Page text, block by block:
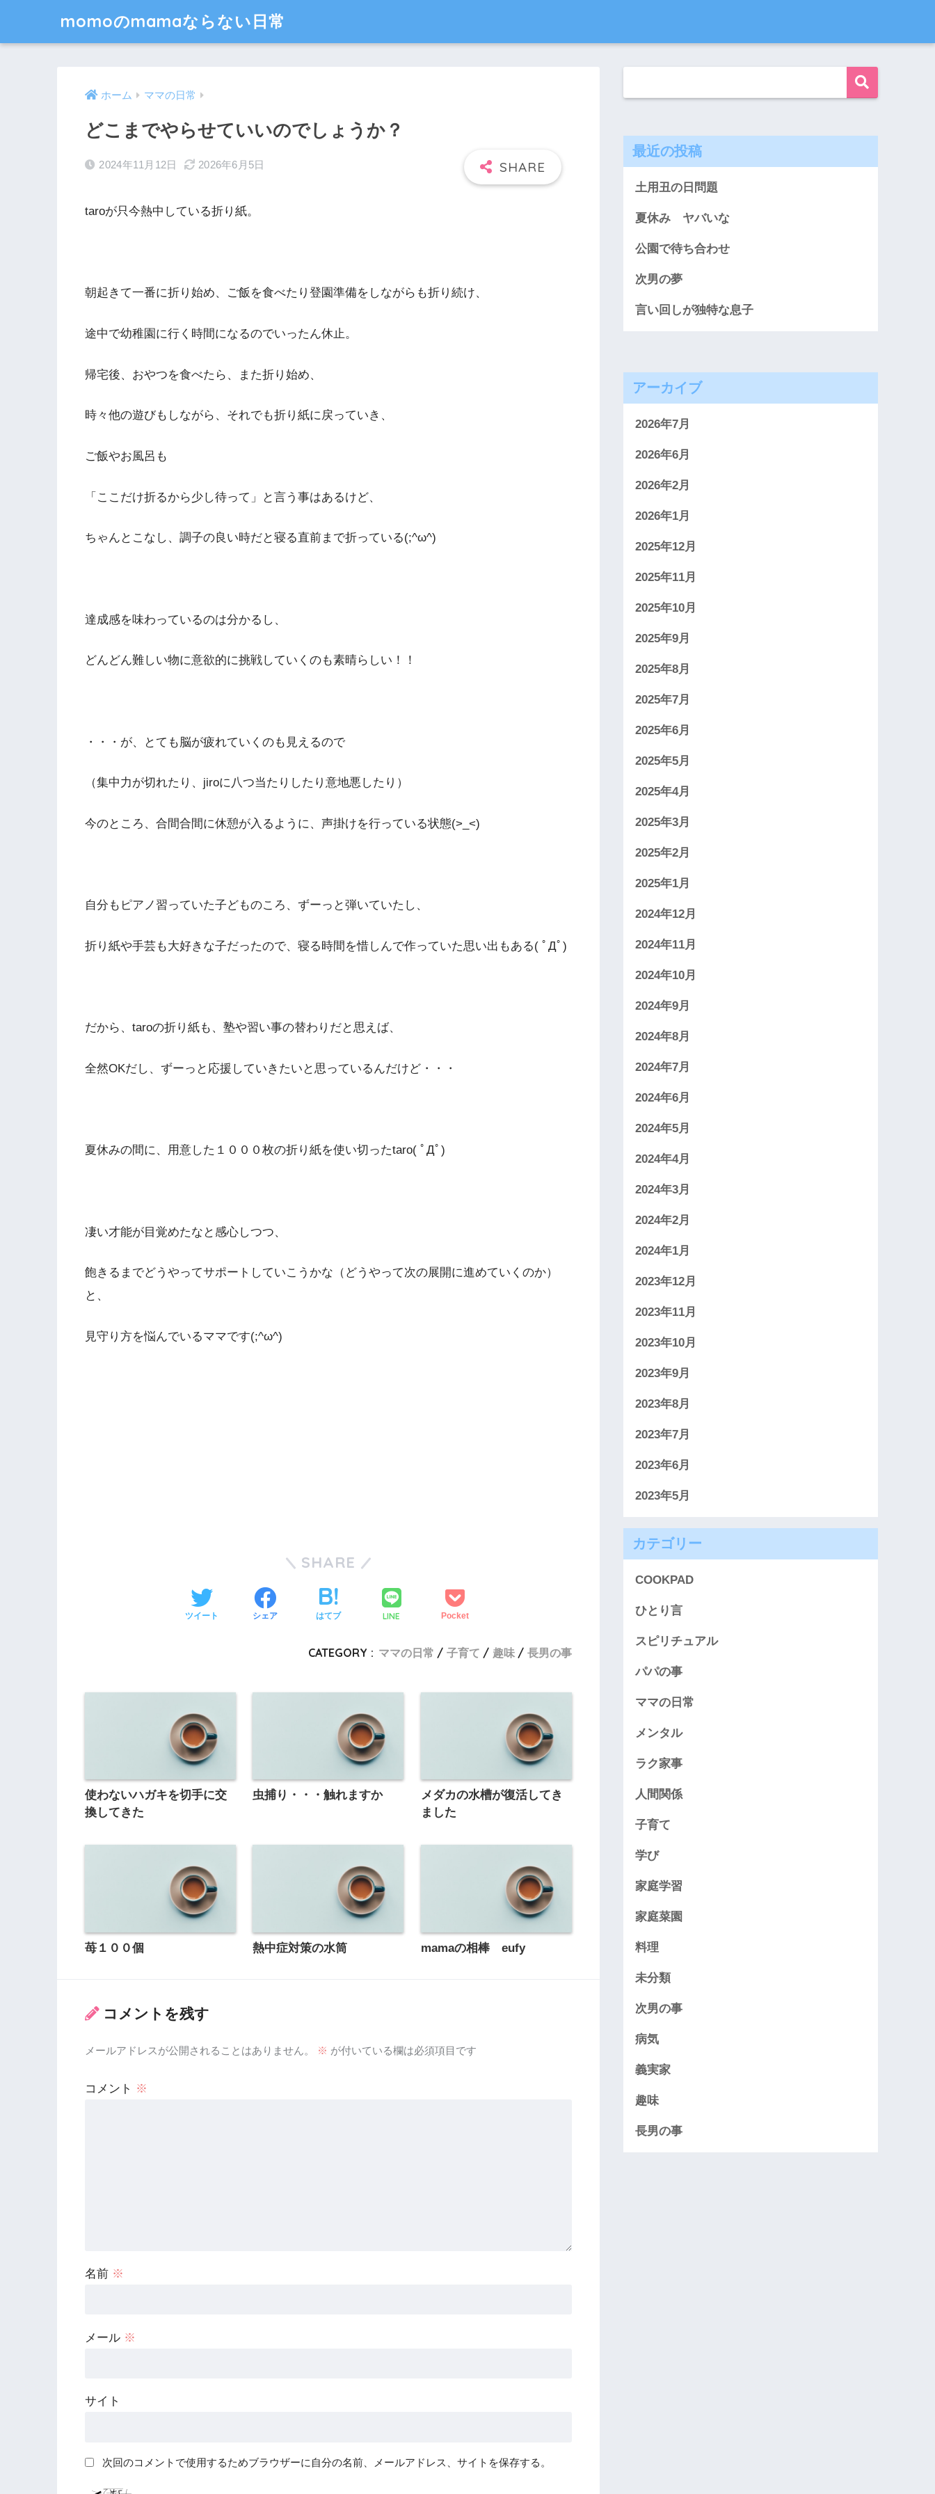
momoのmamaならない日常
ホーム ママの日常
どこまでやらせていいのでしょうか？
2024年11月12日 2026年6月5日
taroが只今熱中している折り紙。
朝起きて一番に折り始め、ご飯を食べたり登園準備をしながらも折り続け、
途中で幼稚園に行く時間になるのでいったん休止。
帰宅後、おやつを食べたら、また折り始め、
時々他の遊びもしながら、それでも折り紙に戻っていき、
ご飯やお風呂も
「ここだけ折るから少し待って」と言う事はあるけど、
ちゃんとこなし、調子の良い時だと寝る直前まで折っている(;^ω^)
達成感を味わっているのは分かるし、
どんどん難しい物に意欲的に挑戦していくのも素晴らしい！！
・・・が、とても脳が疲れていくのも見えるので
（集中力が切れたり、jiroに八つ当たりしたり意地悪したり）
今のところ、合間合間に休憩が入るように、声掛けを行っている状態(>_<)
自分もピアノ習っていた子どものころ、ずーっと弾いていたし、
折り紙や手芸も大好きな子だったので、寝る時間を惜しんで作っていた思い出もある( ﾟДﾟ)
だから、taroの折り紙も、塾や習い事の替わりだと思えば、
全然OKだし、ずーっと応援していきたいと思っているんだけど・・・
夏休みの間に、用意した１０００枚の折り紙を使い切ったtaro( ﾟДﾟ)
凄い才能が目覚めたなと感心しつつ、
飽きるまでどうやってサポートしていこうかな（どうやって次の展開に進めていくのか）
と、
見守り方を悩んでいるママです(;^ω^)
SHARE
ツイート シェア はてブ LINE Pocket
CATEGORY : ママの日常 子育て 趣味 長男の事
使わないハガキを切手に交
換してきた
虫捕り・・・触れますか
メダカの水槽が復活してき
ました
苺１００個 熱中症対策の水筒 mamaの相棒 eufy
コメントを残す
メールアドレスが公開されることはありません。 ※ が付いている欄は必須項目です
コメント ※
名前 ※
メール ※
サイト
次回のコメントで使用するためブラウザーに自分の名前、メールアドレス、サイトを保存する。
最近の投稿
土用丑の日問題
夏休み ヤバいな
公園で待ち合わせ
次男の夢
言い回しが独特な息子
アーカイブ
2026年7月
2026年6月
2026年2月
2026年1月
2025年12月
2025年11月
2025年10月
2025年9月
2025年8月
2025年7月
2025年6月
2025年5月
2025年4月
2025年3月
2025年2月
2025年1月
2024年12月
2024年11月
2024年10月
2024年9月
2024年8月
2024年7月
2024年6月
2024年5月
2024年4月
2024年3月
2024年2月
2024年1月
2023年12月
2023年11月
2023年10月
2023年9月
2023年8月
2023年7月
2023年6月
2023年5月
カテゴリー
COOKPAD
ひとり言
スピリチュアル
パパの事
ママの日常
メンタル
ラク家事
人間関係
子育て
学び
家庭学習
家庭菜園
料理
未分類
次男の事
病気
義実家
趣味
長男の事